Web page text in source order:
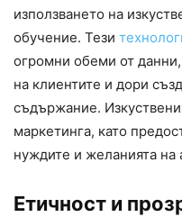
използването на
обучение. Тези
огромни обеми от
на клиентите и дори
съдържание.
маркетинга, като
нуждите и желанията на
Етичност и